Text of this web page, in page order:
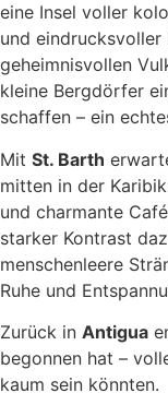
eine Insel voller
und
geheimnisvollen
kleine Bergdörfer
schaffen – ein
Mit St. Barth
mitten in der
und charmante
starker Kontrast
menschenleere
Ruhe und
Zurück in Antigua
begonnen hat –
kaum sein könnten.